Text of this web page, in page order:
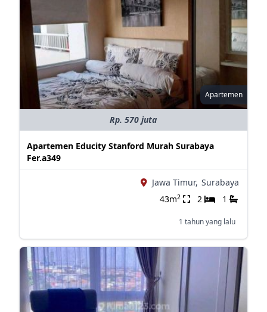
Apartemen
Rp. 570 juta
Apartemen Educity Stanford Murah Surabaya
Fer.a349
Jawa Timur, Surabaya
43m2 2 1
1 tahun yang lalu